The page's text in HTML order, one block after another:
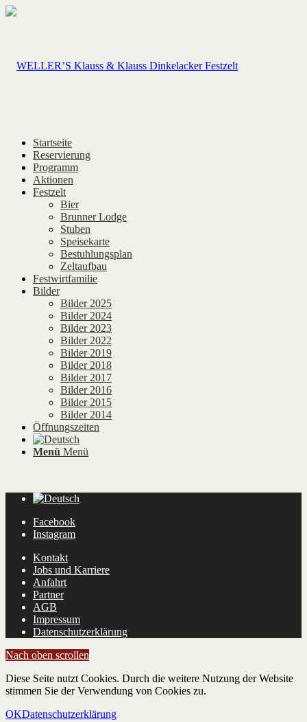
Startseite
Reservierung
Programm
Aktionen
Festzelt
Bier
Brunner Lodge
Stuben
Speisekarte
Bestuhlungsplan
Zeltaufbau
Festwirtfamilie
Bilder
Bilder 2025
Bilder 2024
Bilder 2023
Bilder 2022
Bilder 2019
Bilder 2018
Bilder 2017
Bilder 2016
Bilder 2015
Bilder 2014
Öffnungszeiten
Menü Menü
Facebook
Instagram
Kontakt
Jobs und Karriere
Anfahrt
Partner
AGB
Impressum
Datenschutzerklärung
Nach oben scrollen
Diese Seite nutzt Cookies. Durch die weitere Nutzung der Website
stimmen Sie der Verwendung von Cookies zu.
OKDatenschutzerklärung